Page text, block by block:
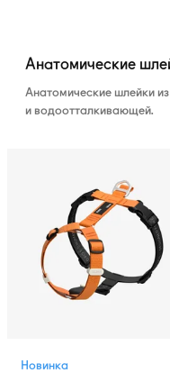
Анатомические
Анатомические шлейки
и водоотталкивающей.
Новинка